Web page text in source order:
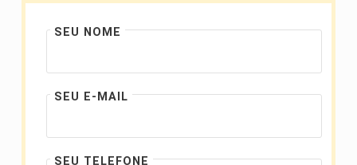
SEU NOME
SEU E-MAIL
SEU TELEFONE